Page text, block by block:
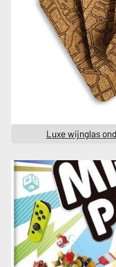
Luxe wijnglas